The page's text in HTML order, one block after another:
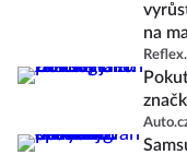
na